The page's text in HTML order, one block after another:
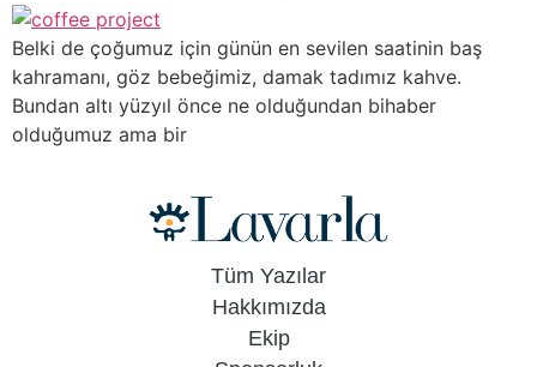
Belki de çoğumuz için günün en sevilen saatinin baş
kahramanı, göz bebeğimiz, damak tadımız kahve.
Bundan altı yüzyıl önce ne olduğundan bihaber
olduğumuz ama bir
Tüm Yazılar
Hakkımızda
Ekip